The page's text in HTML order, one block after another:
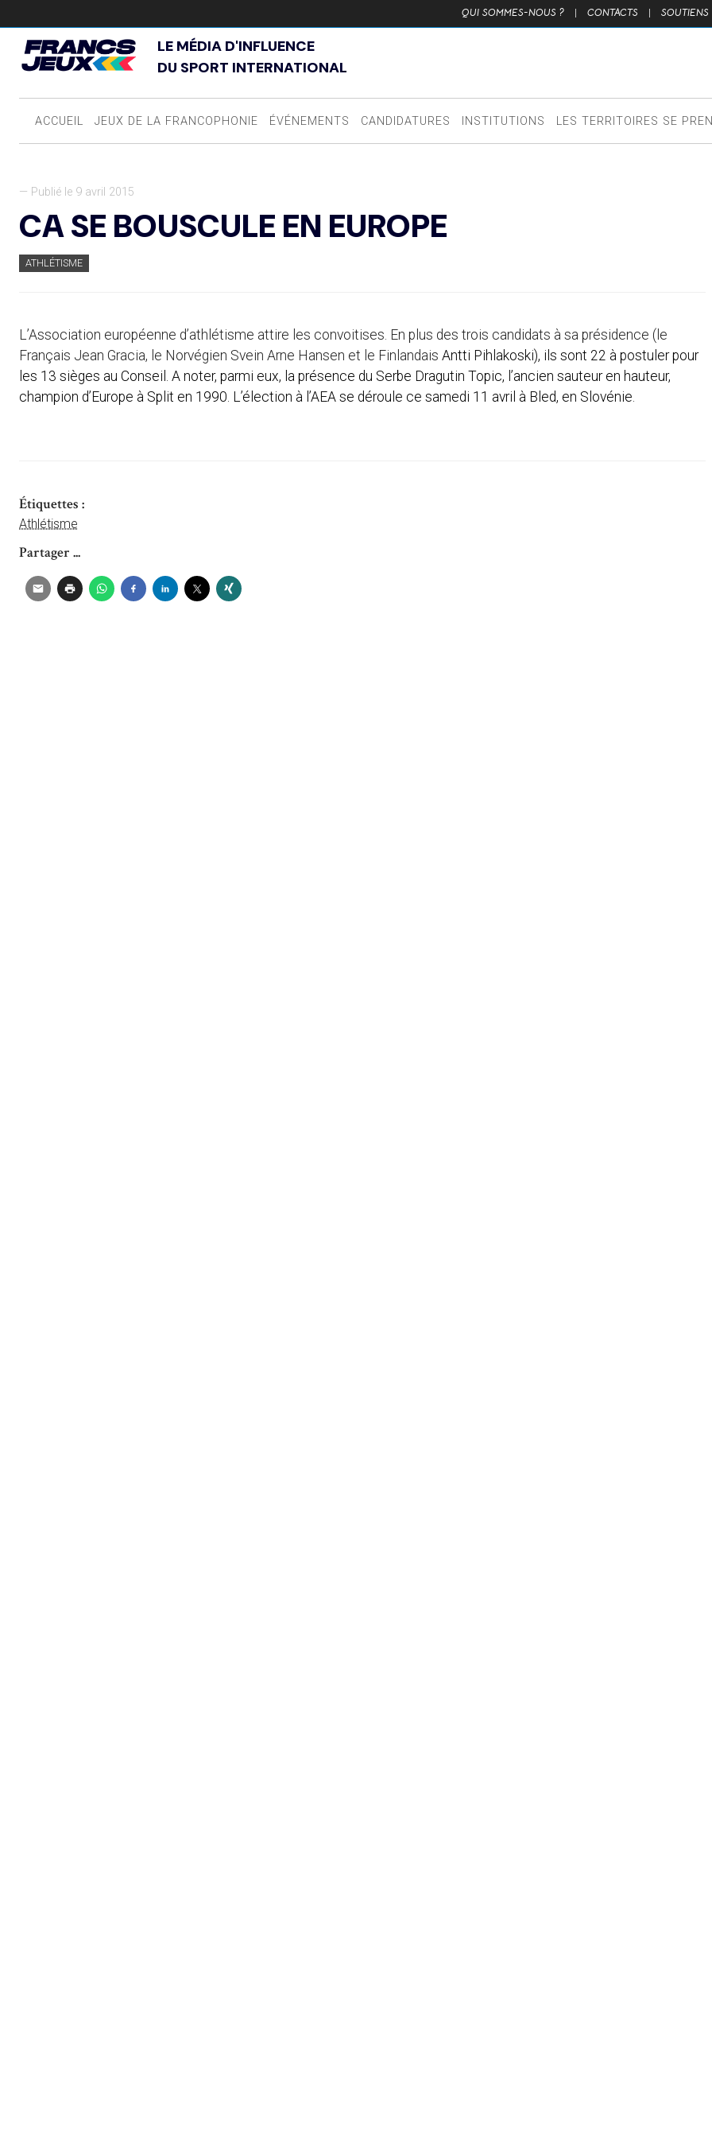
QUI SOMMES-NOUS ? | CONTACTS | SOUTIENS
LE MÉDIA D'INFLUENCE
DU SPORT INTERNATIONAL
ACCUEIL JEUX DE LA FRANCOPHONIE ÉVÉNEMENTS CANDIDATURES INSTITUTIONS LES TERRITOIRES SE
— Publié le 9 avril 2015
CA SE BOUSCULE EN EUROPE
ATHLÉTISME
L’Association européenne d’athlétisme attire les convoitises. En plus des trois candidats à sa présidence (le
Français Jean Gracia, le Norvégien Svein Arne Hansen et le Finlandais Antti Pihlakoski), ils sont 22 à postuler pour
les 13 sièges au Conseil. A noter, parmi eux, la présence du Serbe Dragutin Topic, l’ancien sauteur en hauteur,
champion d’Europe à Split en 1990. L’élection à l’AEA se déroule ce samedi 11 avril à Bled, en Slovénie.
Étiquettes :
Athlétisme
Partager ...